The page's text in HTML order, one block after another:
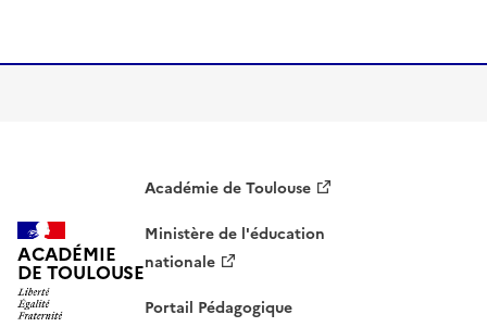
ACADÉMIE
DE TOULOUSE
Académie de Toulouse
Ministère de l'éducation
nationale
Portail Pédagogique